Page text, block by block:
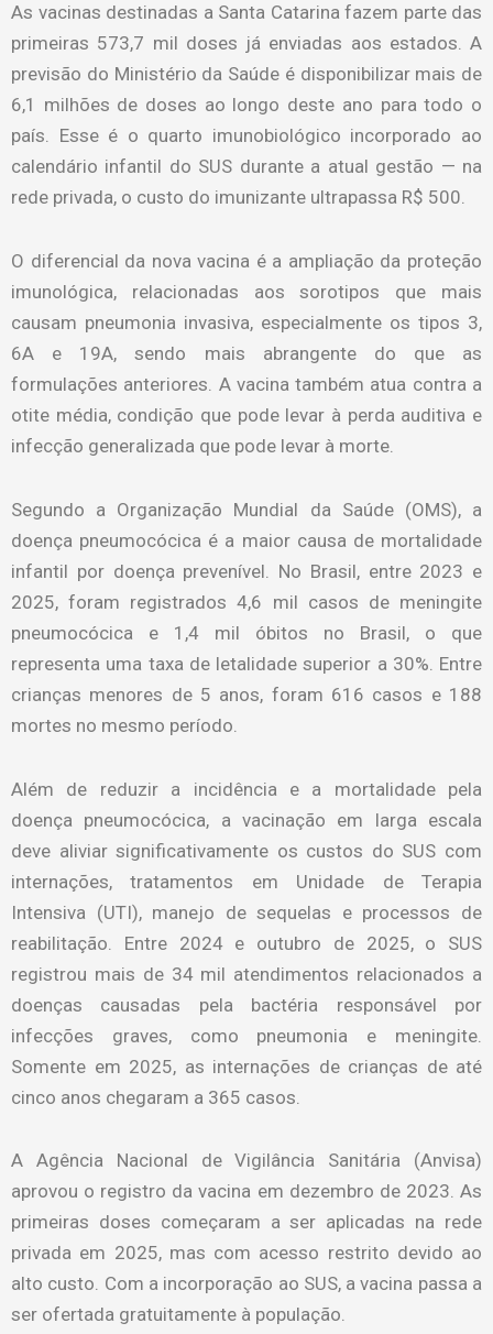
As vacinas destinadas a Santa Catarina fazem parte das
primeiras 573,7 mil doses já enviadas aos estados. A
previsão do Ministério da Saúde é disponibilizar mais de
6,1 milhões de doses ao longo deste ano para todo o
país. Esse é o quarto imunobiológico incorporado ao
calendário infantil do SUS durante a atual gestão — na
rede privada, o custo do imunizante ultrapassa R$ 500.
O diferencial da nova vacina é a ampliação da proteção
imunológica, relacionadas aos sorotipos que mais
causam pneumonia invasiva, especialmente os tipos 3,
6A e 19A, sendo mais abrangente do que as
formulações anteriores. A vacina também atua contra a
otite média, condição que pode levar à perda auditiva e
infecção generalizada que pode levar à morte.
Segundo a Organização Mundial da Saúde (OMS), a
doença pneumocócica é a maior causa de mortalidade
infantil por doença prevenível. No Brasil, entre 2023 e
2025, foram registrados 4,6 mil casos de meningite
pneumocócica e 1,4 mil óbitos no Brasil, o que
representa uma taxa de letalidade superior a 30%. Entre
crianças menores de 5 anos, foram 616 casos e 188
mortes no mesmo período.
Além de reduzir a incidência e a mortalidade pela
doença pneumocócica, a vacinação em larga escala
deve aliviar significativamente os custos do SUS com
internações, tratamentos em Unidade de Terapia
Intensiva (UTI), manejo de sequelas e processos de
reabilitação. Entre 2024 e outubro de 2025, o SUS
registrou mais de 34 mil atendimentos relacionados a
doenças causadas pela bactéria responsável por
infecções graves, como pneumonia e meningite.
Somente em 2025, as internações de crianças de até
cinco anos chegaram a 365 casos.
A Agência Nacional de Vigilância Sanitária (Anvisa)
aprovou o registro da vacina em dezembro de 2023. As
primeiras doses começaram a ser aplicadas na rede
privada em 2025, mas com acesso restrito devido ao
alto custo. Com a incorporação ao SUS, a vacina passa a
ser ofertada gratuitamente à população.